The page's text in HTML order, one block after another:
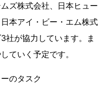
ズ株式会社、日本ヒュー
本アイ・ビー・エム株式
社が協力しています。ま
ていく予定です。
のタスク